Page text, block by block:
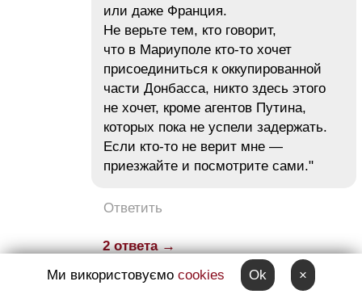
или даже Франция.
Не верьте тем, кто говорит,
что в Мариуполе кто-то хочет
присоединиться к оккупированной
части Донбасса, никто здесь этого
не хочет, кроме агентов Путина,
которых пока не успели задержать.
Если кто-то не верит мне —
приезжайте и посмотрите сами."
Ответить
2 ответа →
Ми використовуємо cookies Ok ×